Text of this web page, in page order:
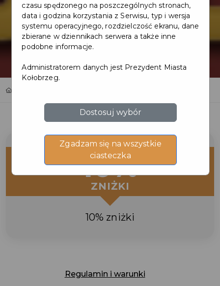
10%
ZNIŻKI
10% zniżki
Regulamin i warunki
czasu spędzonego na poszczególnych stronach,
data i godzina korzystania z Serwisu, typ i wersja
systemu operacyjnego, rozdzielczość ekranu, dane
zbierane w dziennikach serwera a także inne
podobne informacje.
Administratorem danych jest Prezydent Miasta
Kołobrzeg.
Dostosuj wybór
Zgadzam się na wszystkie
ciasteczka